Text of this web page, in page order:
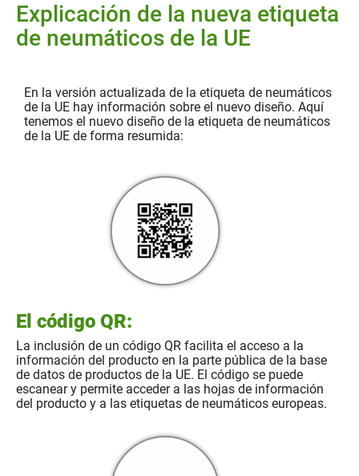
Explicación de la nueva etiqueta
de neumáticos de la UE
En la versión actualizada de la etiqueta de neumáticos
de la UE hay información sobre el nuevo diseño. Aquí
tenemos el nuevo diseño de la etiqueta de neumáticos
de la UE de forma resumida:
El código QR:
La inclusión de un código QR facilita el acceso a la
información del producto en la parte pública de la base
de datos de productos de la UE. El código se puede
escanear y permite acceder a las hojas de información
del producto y a las etiquetas de neumáticos europeas.